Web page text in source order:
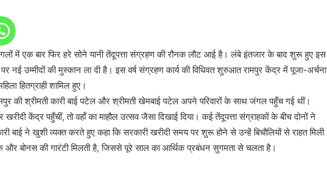
में एक बार फिर हरे सोने यानी तेंदूपत्ता संग्रहण की रौनक लौट आई है। लंबे इंतजार के बाद शुरू हुए इस
नई उम्मीदों की मुस्कान ला दी है। इस वर्ष संग्रहण कार्य की विधिवत शुरुआत रामपुर केंद्र में पूजा-अर्चना
हितग्राही शामिल हुए।
की श्रीमती कारी बाई पटेल और श्रीमती खेमबाई पटेल अपने परिवारों के साथ जंगल पहुँच गई थीं।
केंद्र पहुँचीं, तो वहाँ का माहौल उत्सव जैसा दिखाई दिया। कई तेंदूपत्ता संग्राहकों के बीच दोनों ने
बाई ने खुशी व्यक्त करते हुए कहा कि सरकारी खरीदी समय पर शुरू होने से उन्हें बिचौलियों से राहत मिली
और बोनस की गारंटी मिलती है, जिससे पूरे साल का आर्थिक प्रबंधन सुगमता से चलता है।